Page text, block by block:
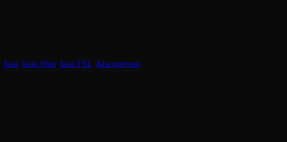
База База 10мл База TNL База цветная